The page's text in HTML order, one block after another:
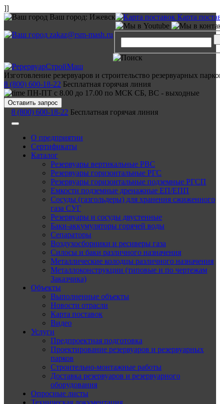
]]
Ваш город: Ижевск Карта
zakaz@rsm-mash.ru
Изготовление резервуаров и строительство резервуарных
8 (800) 600-18-22 Бесплатная горячая линия
ПН-ПТ с 8.00 до 17.00 по МСК СБ, ВС - выходные
Оставить запрос
8 (800) 600-18-22 Бесплатная горячая линия
О предприятии
Сертификаты
Каталог
Резервуары вертикальные РВС
Резервуары горизонтальные РГС
Резервуары горизонтальные подземные РГСП
Емкости подземные дренажные ЕП/ЕПП
Сосуды (газгольдеры) для хранения сжиженного
газа СУГ
Резервуары и сосуды двустенные
Баки-аккумуляторы горячей воды
Сепараторы
Воздухосборники и ресиверы газа
Силосы и баки различного назначения
Металлические колодцы различного назначения
Металлоконструкции (типовые и по чертежам
Заказчика)
Объекты
Выполненные объекты
Новости отрасли
Карта поставок
Видео
Услуги
Предпроектная подготовка
Проектирование резервуаров и резервуарных
парков
Строительно-монтажные работы
Доставка резервуаров и резервуарного
оборудования
Опросные листы
Техническая документация